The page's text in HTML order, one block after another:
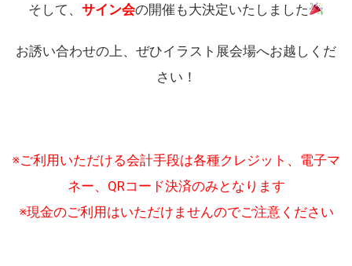
そして、 サイン会の開催も大決定いたしました
お誘い合わせの上、ぜひイラスト展会場へお越しくだ
さい！
※ご利用いただける会計手段は各種クレジット、電子マ
ネー、QRコード決済のみとなります
※現金のご利用はいただけませんのでご注意ください